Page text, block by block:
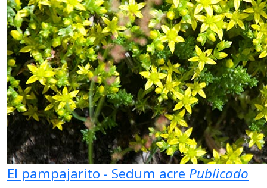
El pampajarito - Sedum acre Publicado